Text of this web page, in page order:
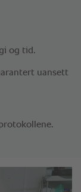
og tid.
uansett